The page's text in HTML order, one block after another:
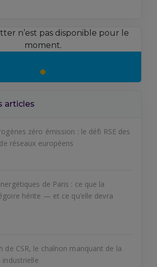
n’est pas disponible pour le
moment.
articles
zéro émission : le défi RSE des
réseaux européens
de Paris : ce que la
hérite — et ce qu’elle devra
de CSR, le chaînon manquant de la